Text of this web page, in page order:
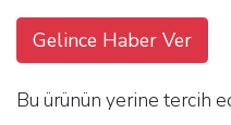
Gelince Haber Ver
Bu ürünün yerine tercih